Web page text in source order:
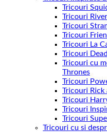
Tricouri
Tricouri
Tricouri
Tricouri
Tricouri La
Tricouri
Tricouri cu
Thrones
Tricouri
Tricouri
Tricouri
Tricouri
Tricouri
Tricouri cu si